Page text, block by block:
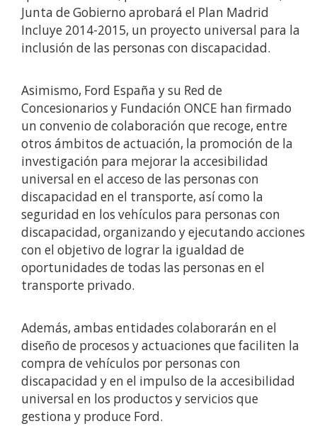
Junta de Gobierno aprobará el Plan Madrid
Incluye 2014-2015, un proyecto universal para la
inclusión de las personas con discapacidad.
Asimismo, Ford España y su Red de
Concesionarios y Fundación ONCE han firmado
un convenio de colaboración que recoge, entre
otros ámbitos de actuación, la promoción de la
investigación para mejorar la accesibilidad
universal en el acceso de las personas con
discapacidad en el transporte, así como la
seguridad en los vehículos para personas con
discapacidad, organizando y ejecutando acciones
con el objetivo de lograr la igualdad de
oportunidades de todas las personas en el
transporte privado.
Además, ambas entidades colaborarán en el
diseño de procesos y actuaciones que faciliten la
compra de vehículos por personas con
discapacidad y en el impulso de la accesibilidad
universal en los productos y servicios que
gestiona y produce Ford.